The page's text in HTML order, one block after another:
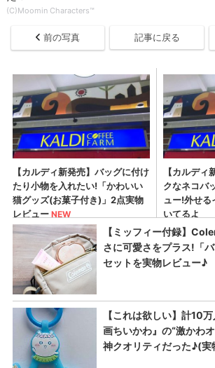
(C)Moomin Characters™
前の写真 記事に戻る